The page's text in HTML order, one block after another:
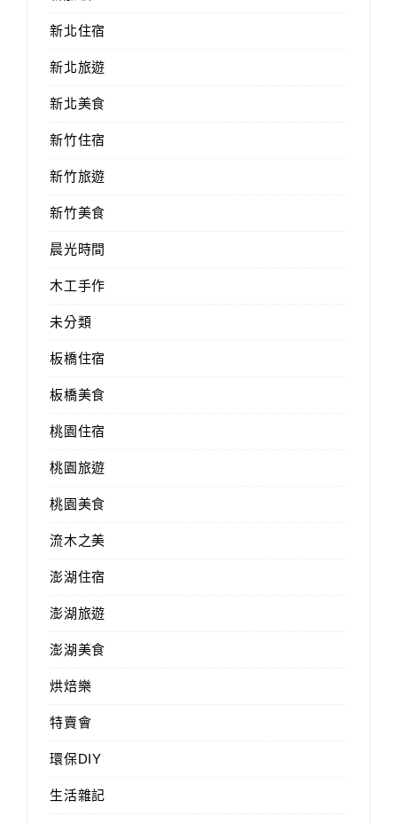
新北住宿
新北旅遊
新北美食
新竹住宿
新竹旅遊
新竹美食
晨光時間
木工手作
未分類
板橋住宿
板橋美食
桃園住宿
桃園旅遊
桃園美食
流木之美
澎湖住宿
澎湖旅遊
澎湖美食
烘焙樂
特賣會
環保DIY
生活雜記